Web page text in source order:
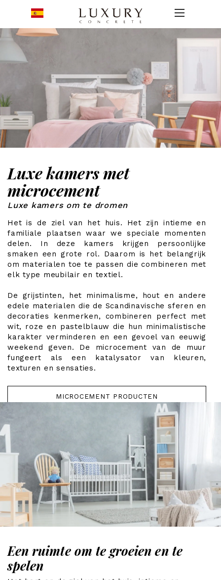
Luxe kamers met
microcement
Luxe kamers om te dromen
Het is de ziel van het huis. Het zijn intieme en
familiale plaatsen waar we speciale momenten
delen. In deze kamers krijgen persoonlijke
smaken een grote rol. Daarom is het belangrijk
om materialen toe te passen die combineren met
elk type meubilair en textiel.
De grijstinten, het minimalisme, hout en andere
edele materialen die de Scandinavische sferen en
decoraties kenmerken, combineren perfect met
wit, roze en pastelblauw die hun minimalistische
karakter verminderen en een gevoel van eeuwig
weekend geven. De microcement van de muur
fungeert als een katalysator van kleuren,
texturen en sensaties.
MICROCEMENT PRODUCTEN
Een ruimte om te groeien en te
spelen